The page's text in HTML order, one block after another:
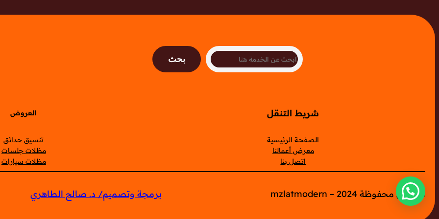
بحث
شريط التنقل
الصفحة الرئيسية
معرض أعمالنا
اتصل بنا
العروض
تنسيق حدائق
مظلات جلسات
مظلات سيارات
الحقوق محفوظة mzlatmodern – 2024 برمجة وتصميم/ د. صالح الطاهري